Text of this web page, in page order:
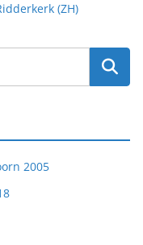
(ZH)
2005